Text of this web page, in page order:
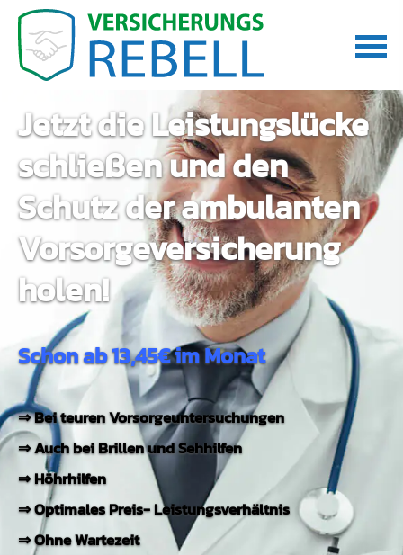
Jetzt die Leistungslücke
schließen und den
Schutz der ambulanten
Vorsorgeversicherung
holen!
Schon ab 13,45€ im Monat
⇒ Bei teuren Vorsorgeuntersuchungen
⇒ Auch bei Brillen und Sehhilfen
⇒ Höhrhilfen
⇒ Optimales Preis- Leistungsverhältnis
⇒ Ohne Wartezeithier geht es zum lächeln
Jetzt KFZ-Vergleich anfordern
hier ver­gleichen